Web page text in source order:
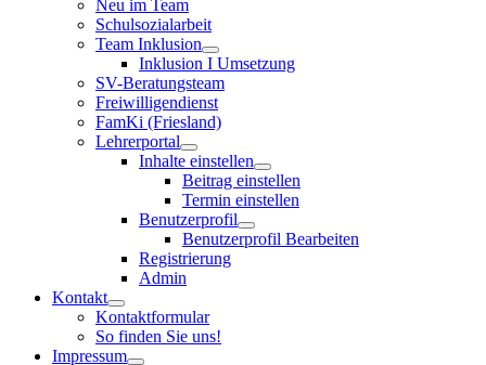
Neu im Team
Schulsozialarbeit
Team Inklusion
Inklusion I Umsetzung
SV-Beratungsteam
Freiwilligendienst
FamKi (Friesland)
Lehrerportal
Inhalte einstellen
Beitrag einstellen
Termin einstellen
Benutzerprofil
Benutzerprofil Bearbeiten
Registrierung
Admin
Kontakt
Kontaktformular
So finden Sie uns!
Impressum